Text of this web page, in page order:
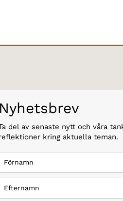
Nyhetsbrev
del av senaste nytt och våra
kring aktuella teman.